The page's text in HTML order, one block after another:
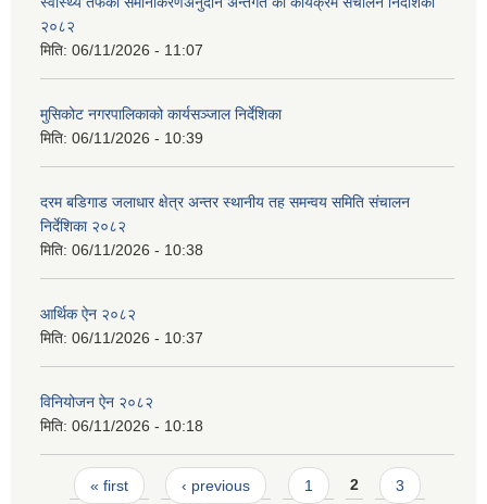
२०८२
मिति: 06/11/2026 - 11:07
मुसिकोट नगरपालिकाको कार्यसञ्जाल निर्देशिका
मिति: 06/11/2026 - 10:39
दरम बडिगाड जलाधार क्षेत्र अन्तर स्थानीय तह समन्वय समिति संचालन
निर्देशिका २०८२
मिति: 06/11/2026 - 10:38
आर्थिक ऐन २०८२
मिति: 06/11/2026 - 10:37
विनियोजन ऐन २०८२
मिति: 06/11/2026 - 10:18
Pages
« first ‹ previous 1 2 3